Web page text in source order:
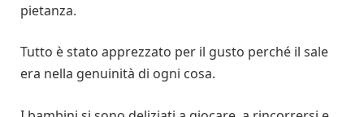
pietanza.
Tutto è stato apprezzato per il gusto perché il sale
era nella genuinità di ogni cosa.